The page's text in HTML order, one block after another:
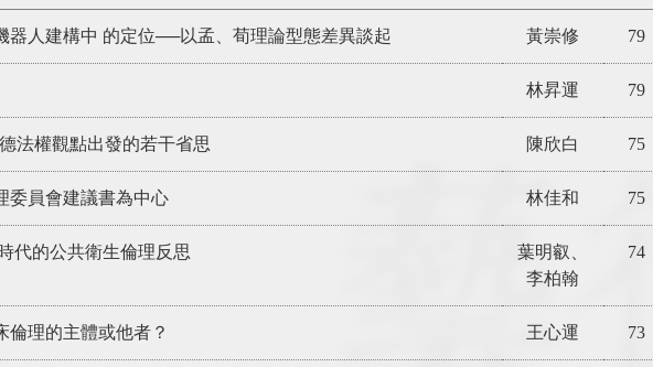
器人建構中 的定位──以孟、荀理論型態差異談起 黃崇修 79
林昇運 79
法權觀點出發的若干省思 陳欣白 75
委員會建議書為中心 林佳和 75
代的公共衛生倫理反思
葉明叡、
李柏翰
74
理的主體或他者？ 王心運 73